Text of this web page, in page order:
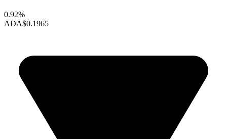
0.92%
ADA$0.1965